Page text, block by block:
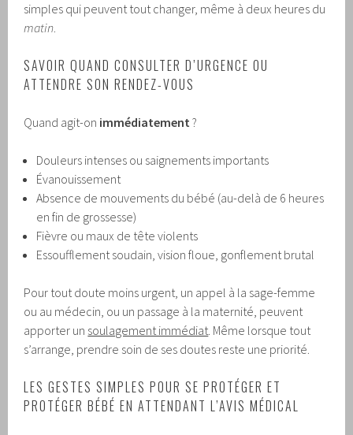
simples qui peuvent tout changer, même à deux heures du
matin.
SAVOIR QUAND CONSULTER D’URGENCE OU
ATTENDRE SON RENDEZ-VOUS
Quand agit-on immédiatement ?
Douleurs intenses ou saignements importants
Évanouissement
Absence de mouvements du bébé (au-delà de 6 heures
en fin de grossesse)
Fièvre ou maux de tête violents
Essoufflement soudain, vision floue, gonflement brutal
Pour tout doute moins urgent, un appel à la sage-femme
ou au médecin, ou un passage à la maternité, peuvent
apporter un soulagement immédiat. Même lorsque tout
s’arrange, prendre soin de ses doutes reste une priorité.
LES GESTES SIMPLES POUR SE PROTÉGER ET
PROTÉGER BÉBÉ EN ATTENDANT L’AVIS MÉDICAL